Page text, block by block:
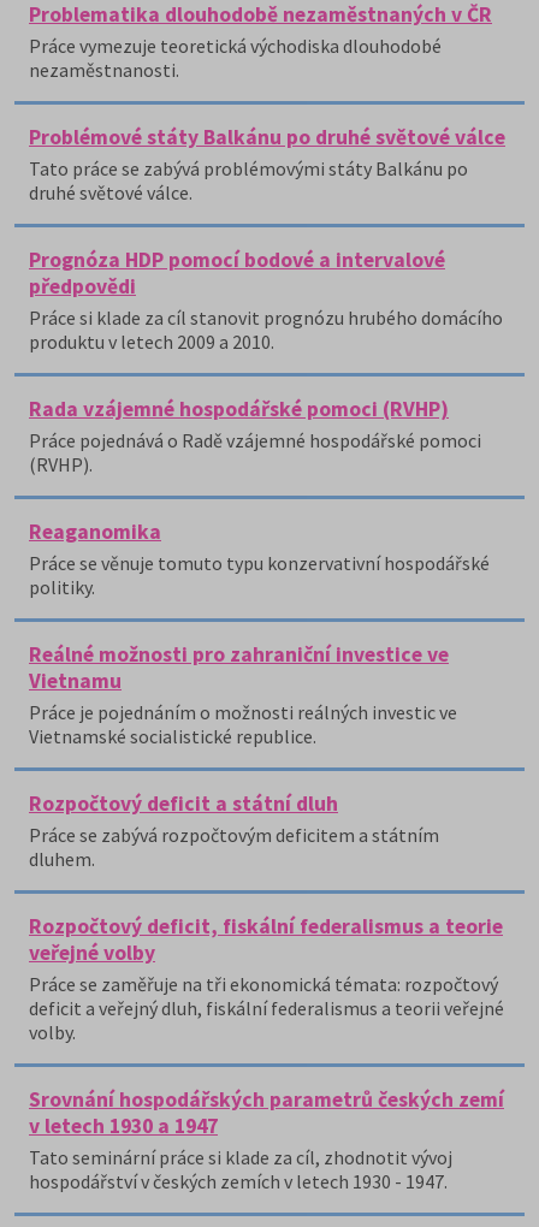
Problematika dlouhodobě nezaměstnaných v ČR
Práce vymezuje teoretická východiska dlouhodobé
nezaměstnanosti.
Problémové státy Balkánu po druhé světové válce
Tato práce se zabývá problémovými státy Balkánu po
druhé světové válce.
Prognóza HDP pomocí bodové a intervalové
předpovědi
Práce si klade za cíl stanovit prognózu hrubého domácího
produktu v letech 2009 a 2010.
Rada vzájemné hospodářské pomoci (RVHP)
Práce pojednává o Radě vzájemné hospodářské pomoci
(RVHP).
Reaganomika
Práce se věnuje tomuto typu konzervativní hospodářské
politiky.
Reálné možnosti pro zahraniční investice ve
Vietnamu
Práce je pojednáním o možnosti reálných investic ve
Vietnamské socialistické republice.
Rozpočtový deficit a státní dluh
Práce se zabývá rozpočtovým deficitem a státním
dluhem.
Rozpočtový deficit, fiskální federalismus a teorie
veřejné volby
Práce se zaměřuje na tři ekonomická témata: rozpočtový
deficit a veřejný dluh, fiskální federalismus a teorii veřejné
volby.
Srovnání hospodářských parametrů českých zemí
v letech 1930 a 1947
Tato seminární práce si klade za cíl, zhodnotit vývoj
hospodářství v českých zemích v letech 1930 - 1947.